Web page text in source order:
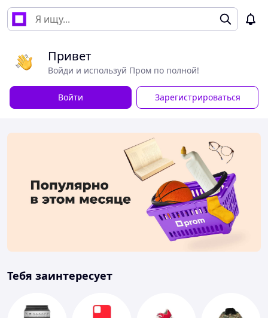
Привет
Войди и используй Пром по полной!
Войти Зарегистрироваться
Тебя заинтересует